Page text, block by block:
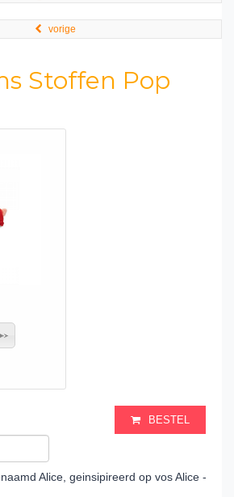
vorige
Stoffen Pop
BESTEL
Alice, geinsipireerd op vos Alice -